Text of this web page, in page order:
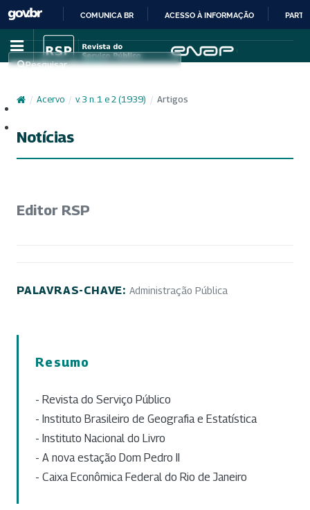
IR
PARA
CONTEÚDO
COMUNICA BR ACESSO À INFORMAÇÃO
Pesquisar
/ Acervo / v. 3 n. 1 e 2 (1939) / Artigos
Notícias
Editor RSP
PALAVRAS-CHAVE: Administração Pública
Resumo
- Revista do Serviço Público
- Instituto Brasileiro de Geografia e Estatística
- Instituto Nacional do Livro
- A nova estação Dom Pedro II
- Caixa Econômica Federal do Rio de Janeiro